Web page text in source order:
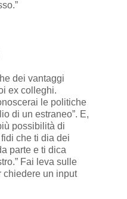
dei vantaggi
ex colleghi.
le politiche
di un estraneo”. E,
possibilità di
che ti dia dei
parte e ti dica
Fai leva sulle
chiedere un input